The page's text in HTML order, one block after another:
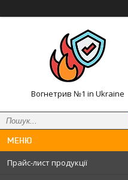
Вогнетрив №1 in Ukraine
Прайс-лист продукції